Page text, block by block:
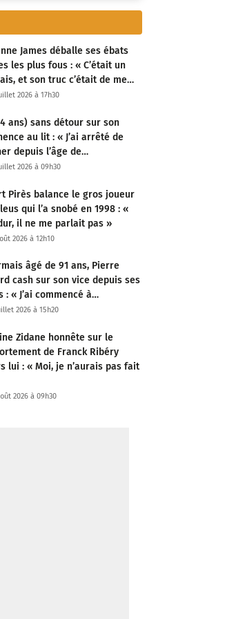
James déballe ses ébats
les plus fous : « C’était un
et son truc c’était de me…
2026 à 17h30
ans) sans détour sur son
au lit : « J’ai arrêté de
depuis l’âge de…
2026 à 09h30
Pirès balance le gros joueur
qui l’a snobé en 1998 : «
il ne me parlait pas »
2026 à 12h10
âgé de 91 ans, Pierre
cash sur son vice depuis ses
: « J’ai commencé à…
2026 à 15h20
Zidane honnête sur le
de Franck Ribéry
lui : « Moi, je n’aurais pas fait
2026 à 09h30